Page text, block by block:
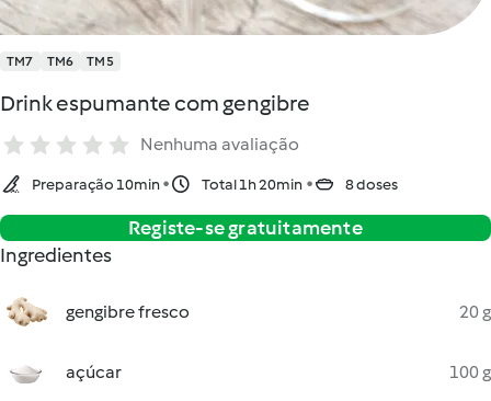
TM7 TM6 TM5
Drink espumante com gengibre
Nenhuma avaliação
Preparação 10min Total 1h 20min 8 doses
Registe-se gratuitamente
Ingredientes
gengibre fresco 20 g
açúcar 100 g